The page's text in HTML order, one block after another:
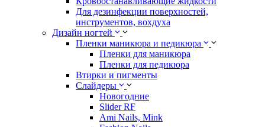
Для дезинфекции поверхностей,
инструментов, вохдуха
Дизайн ногтей
Пленки маникюра и педикюра
Пленки для маникюра
Пленки для педикюра
Втирки и пигменты
Слайдеры
Новогодние
Slider RF
Ami Nails, Mink